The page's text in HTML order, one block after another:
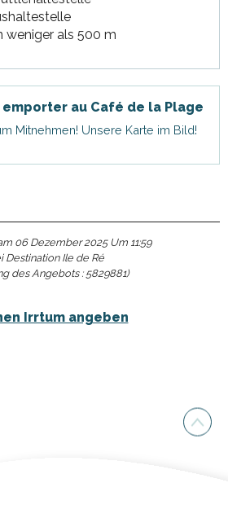
weniger als 500 m
emporter au Café de la Plage
Mitnehmen! Unsere Karte im Bild!
06 Dezember 2025 Um 11:59
Destination Ile de Ré
des Angebots : 5829881)
Irrtum angeben